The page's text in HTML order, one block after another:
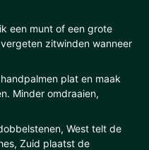
een munt of een grote
zitwinden wanneer
plat en maak
Minder omdraaien,
West telt de
Zuid plaatst de